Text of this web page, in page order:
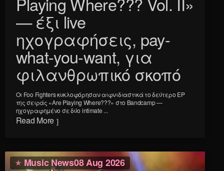
— έξι live
ηχογραφήσεις, pay-
what-you-want, για
φιλανθρωπικό σκοπό
Οι Foo Fighters κυκλοφόρησαν αιφνιδιαστικά το δεύτερο EP
της σειράς «Are Playing Where???» στο Bandcamp —
ηχογραφημένο σε δύο intimate ...
Read More
Music News08 Aug 2026